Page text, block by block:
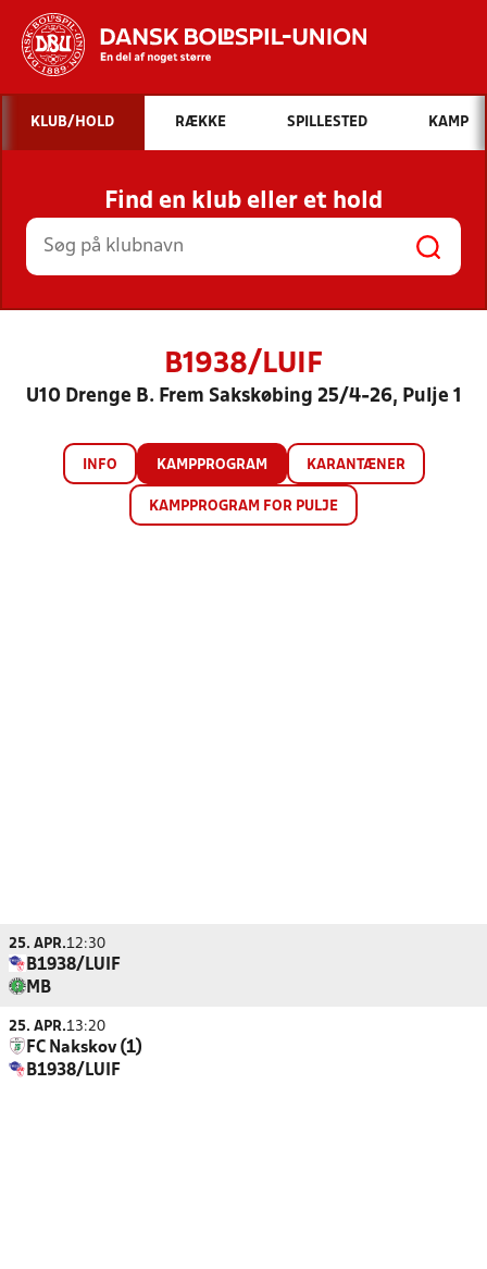
Hvad vil du søge efter?
INDHOLD OG NYHEDER
STILLINGER, RESULTATER, KLUBBER OG
HOLD
KLUB/HOLD RÆKKE SPILLESTED KAMP
Find en klub eller et hold
B1938/LUIF
U10 Drenge B. Frem Sakskøbing 25/4-26, Pulje 1
INFO KAMPPROGRAM KARANTÆNER
KAMPPROGRAM FOR PULJE
25. APR.12:30
B1938/LUIF
MB
25. APR.13:20
FC Nakskov (1)
B1938/LUIF